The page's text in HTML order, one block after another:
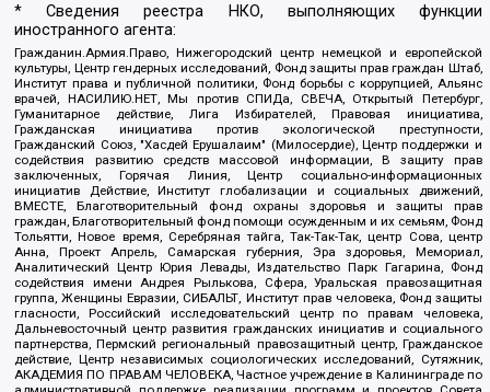
* Сведения реестра НКО, выполняющих функции
иностранного агента:
Гражданин.Армия.Право, Нижегородский центр немецкой и европейской
культуры, Центр гендерных исследований, Фонд защиты прав граждан Штаб,
Институт права и публичной политики, Фонд борьбы с коррупцией, Альянс
врачей, НАСИЛИЮ.НЕТ, Мы против СПИДа, СВЕЧА, Открытый Петербург,
Гуманитарное действие, Лига Избирателей, Правовая инициатива,
Гражданская инициатива против экологической преступности,
Гражданский Союз, "Хасдей Ерушалаим" (Милосердие), Центр поддержки и
содействия развитию средств массовой информации, В защиту прав
заключенных, Горячая Линия, Центр социально-информационных
инициатив Действие, Институт глобализации и социальных движений,
ВМЕСТЕ, Благотворительный фонд охраны здоровья и защиты прав
граждан, Благотворительный фонд помощи осужденным и их семьям, Фонд
Тольятти, Новое время, Серебряная тайга, Так-Так-Так, центр Сова, центр
Анна, Проект Апрель, Самарская губерния, Эра здоровья, Мемориал,
Аналитический Центр Юрия Левады, Издательство Парк Гагарина, Фонд
содействия имени Андрея Рылькова, Сфера, Уральская правозащитная
группа, Женщины Евразии, СИБАЛЬТ, Институт прав человека, Фонд защиты
гласности, Российский исследовательский центр по правам человека,
Дальневосточный центр развития гражданских инициатив и социального
партнерства, Пермский региональный правозащитный центр, Гражданское
действие, Центр независимых социологических исследований, Сутяжник,
АКАДЕМИЯ ПО ПРАВАМ ЧЕЛОВЕКА, Частное учреждение в Калининграде по